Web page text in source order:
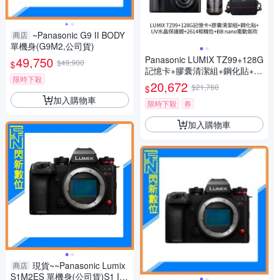
商店 ~Panasonic G9 II BODY
單機身(G9M2,公司貨)
$49,750 $49,900
限時下殺
加入購物車
商店 現貨~~Panasonic Lumix
S1M2ES 單機身(公司貨)S1 II
Panasonic LUMIX TZ99+128G
記憶卡+膠囊清潔組+鋼化貼+水
晶保護鏡+2614相機包+NITEC
ORE BB nano 迷你電動氣吹
(公司貨)
$20,672 $21,760
限時下殺
券
加入購物車